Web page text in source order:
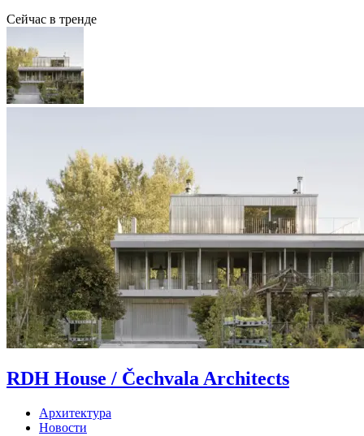
Сейчас в тренде
RDH House / Čechvala Architects
Архитектура
Новости